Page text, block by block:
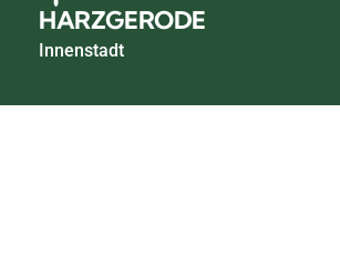
HARZGERODE
Innenstadt